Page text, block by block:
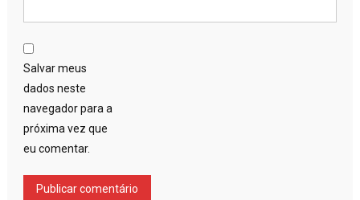
Salvar meus
dados neste
navegador para a
próxima vez que
eu comentar.